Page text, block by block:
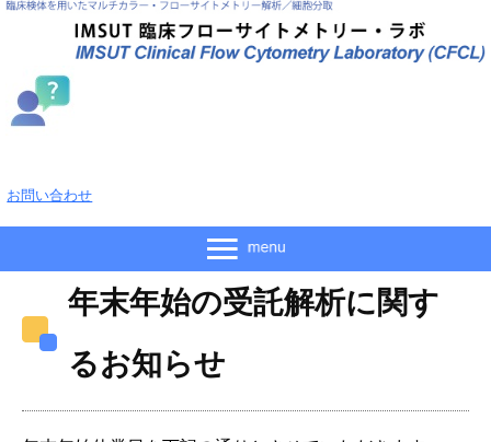
お問い合わせ
年末年始の受託解析に関す
るお知らせ